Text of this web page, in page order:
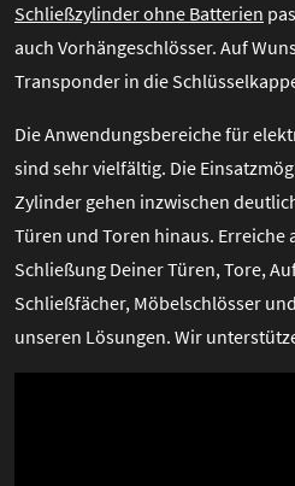
Schließzylinder ohne Batterien
auch Vorhängeschlösser. Auf
Transponder in die
Die Anwendungsbereiche für
sind sehr vielfältig. Die
Zylinder gehen inzwischen
Türen und Toren hinaus. Erreiche
Schließung Deiner Türen, Tore,
Schließfächer, Möbelschlösser
unseren Lösungen. Wir